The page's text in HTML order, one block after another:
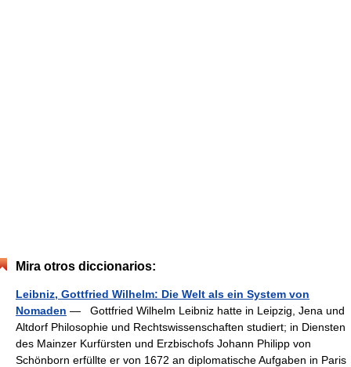
Mira otros diccionarios:
Leibniz, Gottfried Wilhelm: Die Welt als ein System von
Nomaden — Gottfried Wilhelm Leibniz hatte in Leipzig, Jena und
Altdorf Philosophie und Rechtswissenschaften studiert; in Diensten
des Mainzer Kurfürsten und Erzbischofs Johann Philipp von
Schönborn erfüllte er von 1672 an diplomatische Aufgaben in Paris